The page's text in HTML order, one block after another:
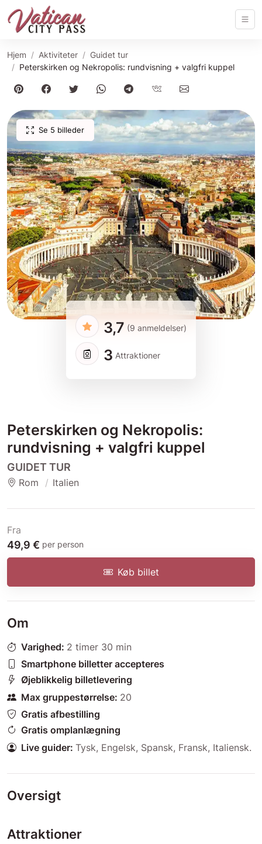
Hjem Aktiviteter
Guidet tur
Peterskirken og Nekropolis: rundvisning + valgfri kuppel
Se 5 billeder
3,7 (9 anmeldelser)
3 Attraktioner
Peterskirken og Nekropolis:
rundvisning + valgfri kuppel
GUIDET TUR
Rom Italien
Fra
49,9 € per person
Køb billet
Om
Varighed: 2 timer 30 min
Smartphone billetter accepteres
Øjeblikkelig billetlevering
Max gruppestørrelse: 20
Gratis afbestilling
Gratis omplanlægning
Live guider: Tysk, Engelsk, Spansk, Fransk, Italiensk.
Oversigt
Attraktioner